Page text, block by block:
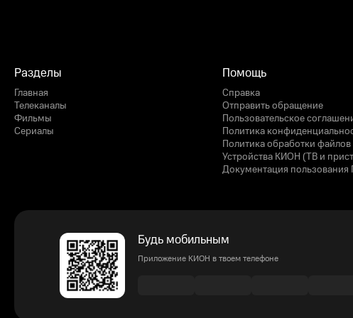
Разделы
Главная
Телеканалы
Фильмы
Сериалы
Помощь
Справка
Отправить обращение
Пользовательское
Политика
Политика обработки
Устройства КИОН (ТВ и
Документация пользования
Будь мобильным
Приложение КИОН в твоем телефоне